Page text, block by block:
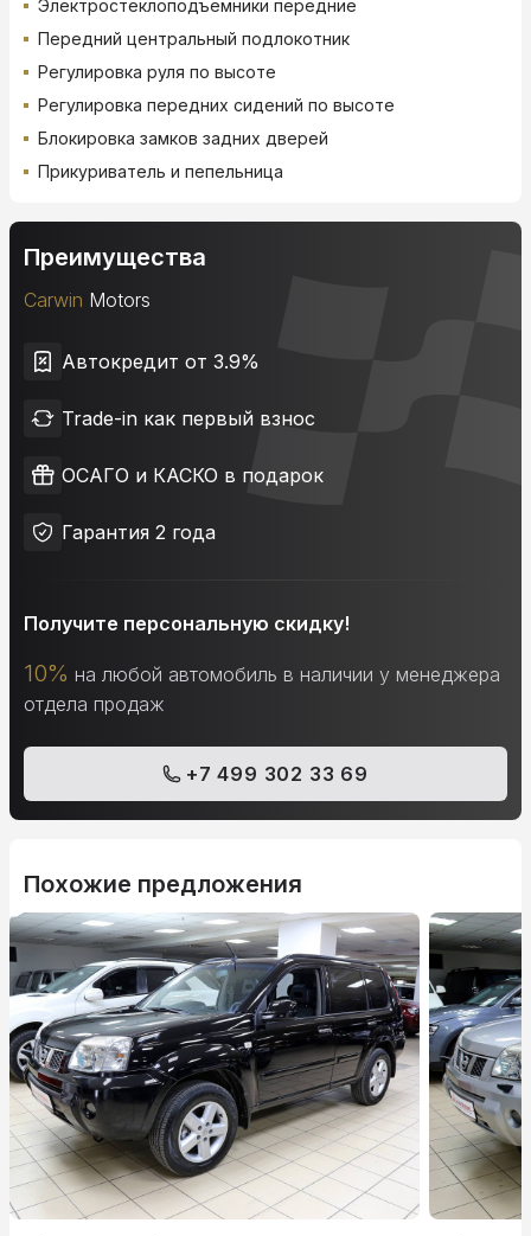
Электростеклоподъемники передние
Передний центральный подлокотник
Регулировка руля по высоте
Регулировка передних сидений по высоте
Блокировка замков задних дверей
Прикуриватель и пепельница
Преимущества
Carwin Motors
Автокредит от 3.9%
Trade-in как первый взнос
ОСАГО и КАСКО в подарок
Гарантия 2 года
Получите персональную скидку!
10% на любой автомобиль в наличии у менеджера
отдела продаж
+7 499 302 33 69
Похожие предложения